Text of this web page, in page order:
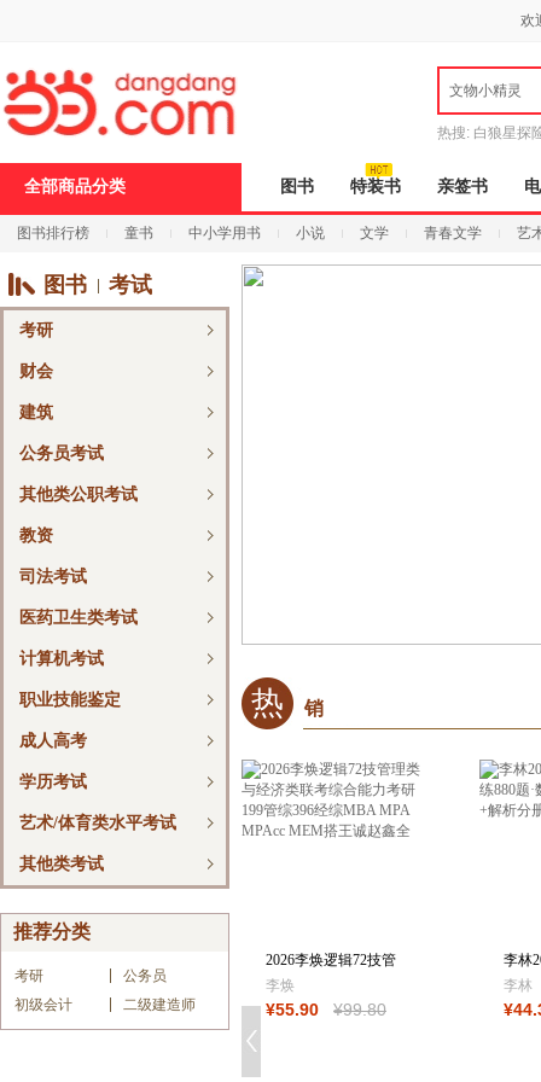
欢
文物小精灵
热搜: 白狼星探
全部商品分类 图书 特装书 亲签书
图书排行榜 童书 中小学用书 小说 文学 青春文学 艺
图书 考试
考研
财会
建筑
公务员考试
其他类公职考试
教资
司法考试
医药卫生类考试
计算机考试
职业技能鉴定
成人高考
学历考试
艺术/体育类水平考试
其他类考试
推荐分类
考研
公务员
初级会计
二级建造师
热 销
2026李焕逻辑72技管
理类与经济类联
李焕
¥55.90 ¥99.80
李林
讲精
李林
¥44
打
开
无
障
页
Ctrl
加
波